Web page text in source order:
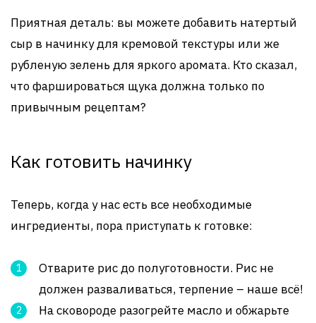
Приятная деталь: вы можете добавить натертый
сыр в начинку для кремовой текстуры или же
рубленую зелень для яркого аромата. Кто сказал,
что фаршироваться щука должна только по
привычным рецептам?
Как готовить начинку
Теперь, когда у нас есть все необходимые
ингредиенты, пора приступать к готовке:
Отварите рис до полуготовности. Рис не
должен разваливаться, терпение – наше всё!
На сковороде разогрейте масло и обжарьте